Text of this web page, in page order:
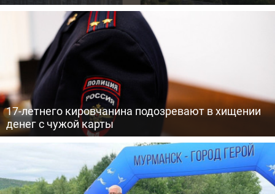
17-летнего кировчанина подозревают в хищении
денег с чужой карты